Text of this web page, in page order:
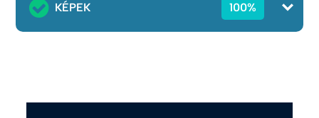
KÉPEK 100%